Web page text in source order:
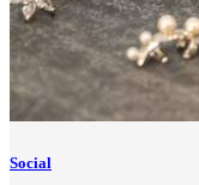
Social